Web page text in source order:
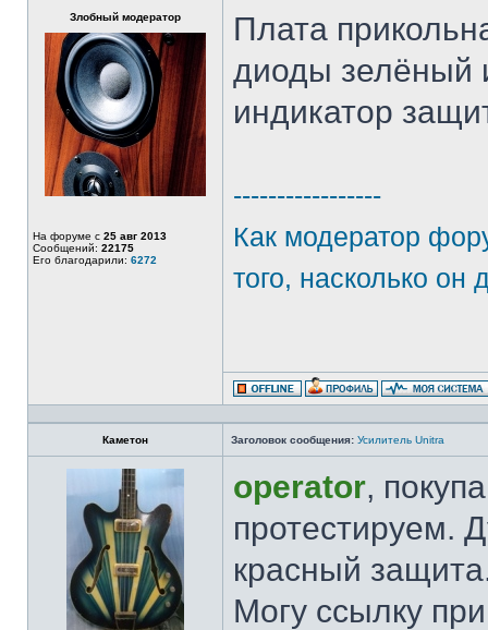
Злобный модератор
На форуме с 25 авг 2013
Сообщений: 22175
Его благодарили: 6272
Плата
диоды зелёный
индикатор
-----------------
Как модератор
того, насколько он
Каметон Заголовок сообщения: Усилитель Unitra
operator,
протестируем.
красный
Могу ссылку